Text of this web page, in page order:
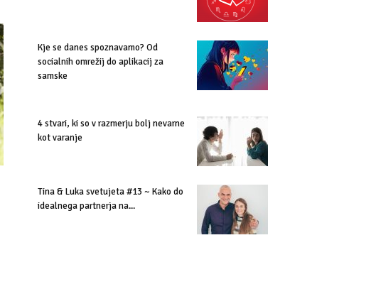
Kje se danes spoznavamo? Od
socialnih omrežij do aplikacij za
samske
4 stvari, ki so v razmerju bolj nevarne
kot varanje
Tina & Luka svetujeta #13 ~ Kako do
idealnega partnerja na...